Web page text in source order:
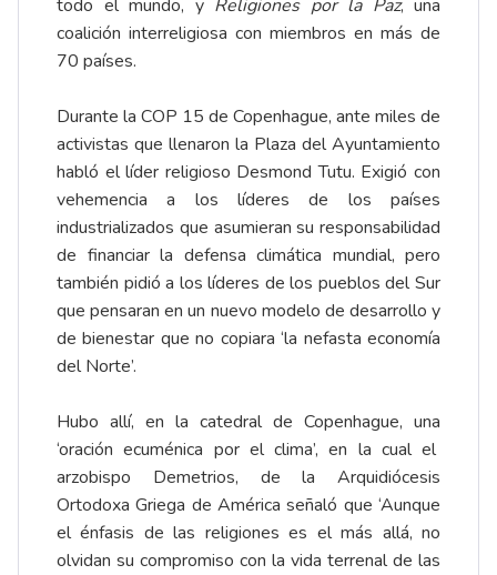
todo el mundo, y Religiones por la Paz, una
coalición interreligiosa con miembros en más de
70 países.
Durante la COP 15 de Copenhague, ante miles de
activistas que llenaron la Plaza del Ayuntamiento
habló el líder religioso Desmond Tutu. Exigió con
vehemencia a los líderes de los países
industrializados que asumieran su responsabilidad
de financiar la defensa climática mundial, pero
también pidió a los líderes de los pueblos del Sur
que pensaran en un nuevo modelo de desarrollo y
de bienestar que no copiara ‘la nefasta economía
del Norte’.
Hubo allí, en la catedral de Copenhague, una
‘oración ecuménica por el clima’, en la cual el
arzobispo Demetrios, de la Arquidiócesis
Ortodoxa Griega de América señaló que ‘Aunque
el énfasis de las religiones es el más allá, no
olvidan su compromiso con la vida terrenal de las